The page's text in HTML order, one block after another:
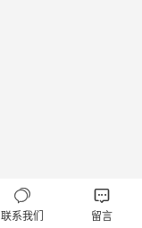

联系我们

留言